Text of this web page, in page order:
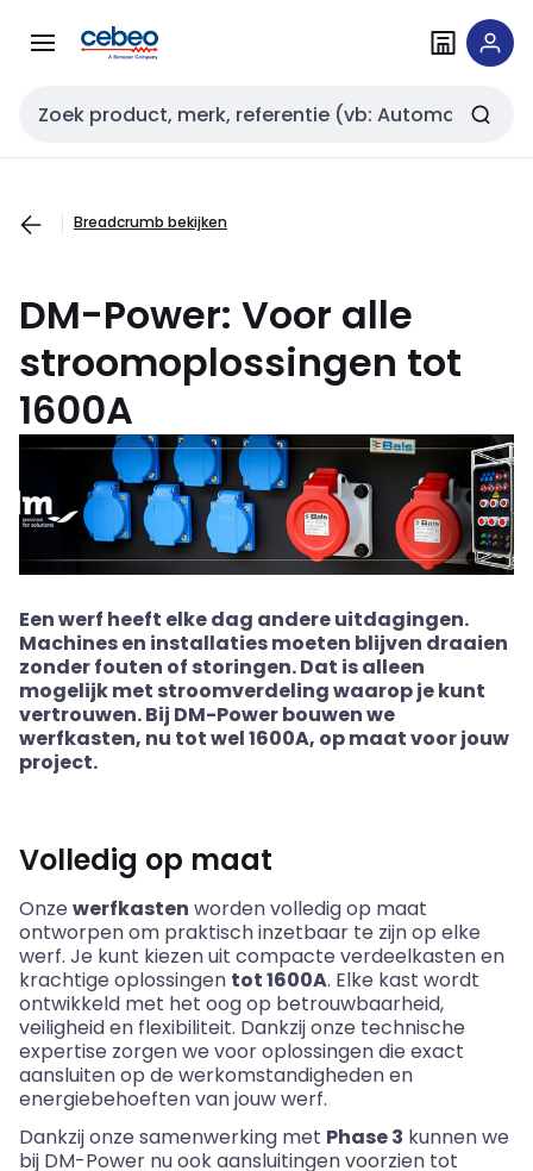
naar
naar
Zoekveld invoer
Breadcrumb bekijken
DM-Power: Voor alle
stroomoplossingen tot
1600A
Een werf heeft elke dag andere uitdagingen.
Machines en installaties moeten blijven draaien
zonder fouten of storingen. Dat is alleen
mogelijk met stroomverdeling waarop je kunt
vertrouwen. Bij DM-Power bouwen we
werfkasten, nu tot wel 1600A, op maat voor jouw
project.
Volledig op maat
Onze werfkasten worden volledig op maat
ontworpen om praktisch inzetbaar te zijn op elke
werf. Je kunt kiezen uit compacte verdeelkasten en
krachtige oplossingen tot 1600A. Elke kast wordt
ontwikkeld met het oog op betrouwbaarheid,
veiligheid en flexibiliteit. Dankzij onze technische
expertise zorgen we voor oplossingen die exact
aansluiten op de werkomstandigheden en
energiebehoeften van jouw werf.
Dankzij onze samenwerking met Phase 3 kunnen we
bij DM-Power nu ook aansluitingen voorzien tot